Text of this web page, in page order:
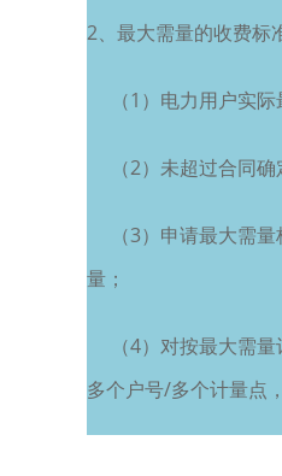
2、最大需量的收费标
（1）电力用户实际
（2）未超过合同确
（3）申请最大需量
量；
（4）对按最大需量
多个户号/多个计量点